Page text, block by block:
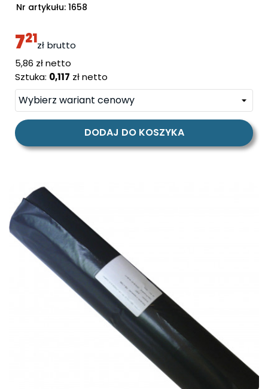
Nr artykułu: 1658
721zł brutto
cena
5,86 zł netto
Sztuka: 0,117 zł netto
DODAJ DO KOSZYKA